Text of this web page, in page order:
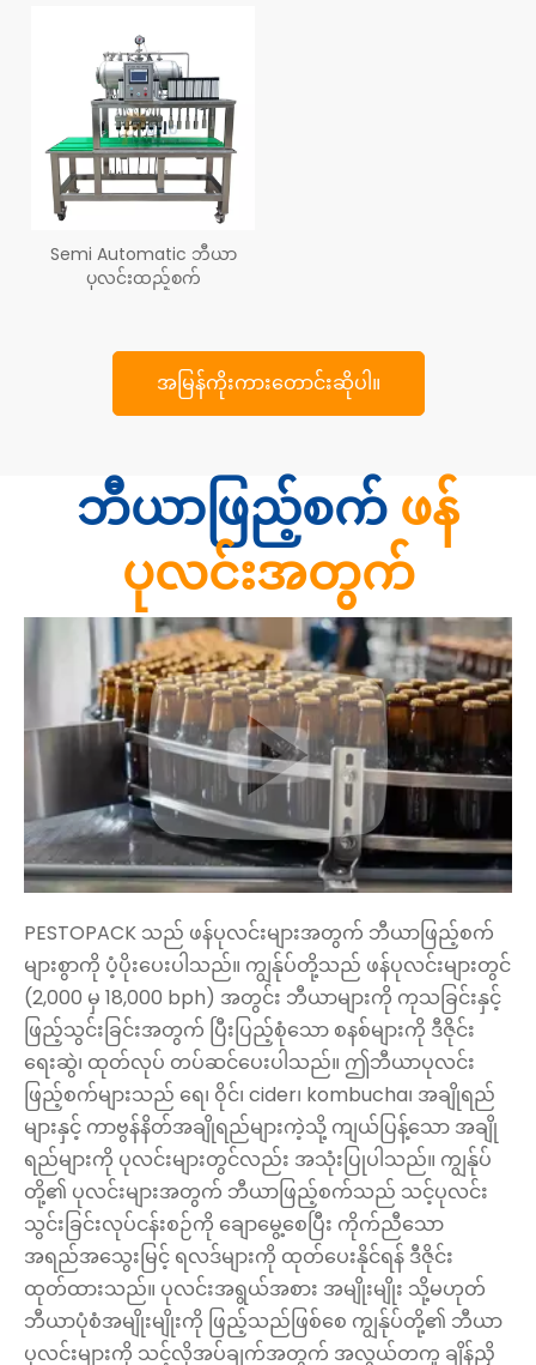
Semi Automatic ဘီယာ
ပုလင်းထည့်စက်
အမြန်ကိုးကားတောင်းဆိုပါ။
ဘီယာဖြည့်စက် ဖန်
ပုလင်းအတွက်
PESTOPACK သည် ဖန်ပုလင်းများအတွက် ဘီယာဖြည့်စက်
များစွာကို ပံ့ပိုးပေးပါသည်။ ကျွန်ုပ်တို့သည် ဖန်ပုလင်းများတွင်
(2,000 မှ 18,000 bph) အတွင်း ဘီယာများကို ကုသခြင်းနှင့်
ဖြည့်သွင်းခြင်းအတွက် ပြီးပြည့်စုံသော စနစ်များကို ဒီဇိုင်း
ရေးဆွဲ၊ ထုတ်လုပ် တပ်ဆင်ပေးပါသည်။ ဤဘီယာပုလင်း
ဖြည့်စက်များသည် ရေ၊ ဝိုင်၊ cider၊ kombucha၊ အချိုရည်
များနှင့် ကာဗွန်နိတ်အချိုရည်များကဲ့သို့ ကျယ်ပြန့်သော အချို
ရည်များကို ပုလင်းများတွင်လည်း အသုံးပြုပါသည်။ ကျွန်ုပ်
တို့၏ ပုလင်းများအတွက် ဘီယာဖြည့်စက်သည် သင့်ပုလင်း
သွင်းခြင်းလုပ်ငန်းစဉ်ကို ချောမွေ့စေပြီး ကိုက်ညီသော
အရည်အသွေးမြင့် ရလဒ်များကို ထုတ်ပေးနိုင်ရန် ဒီဇိုင်း
ထုတ်ထားသည်။ ပုလင်းအရွယ်အစား အမျိုးမျိုး သို့မဟုတ်
ဘီယာပုံစံအမျိုးမျိုးကို ဖြည့်သည်ဖြစ်စေ ကျွန်ုပ်တို့၏ ဘီယာ
ပုလင်းများကို သင့်လိုအပ်ချက်အတွက် အလွယ်တကူ ချိန်ညှိ